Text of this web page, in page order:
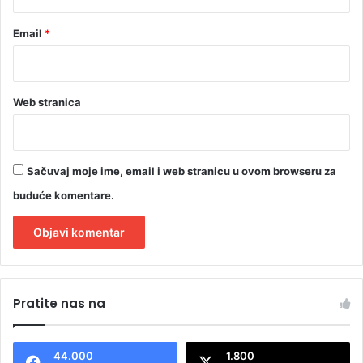
Email *
Web stranica
Sačuvaj moje ime, email i web stranicu u ovom browseru za
buduće komentare.
tPratite nas na
44.000 1.800